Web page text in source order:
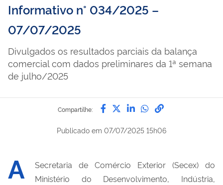
Informativo n° 034/2025 –
07/07/2025
Divulgados os resultados parciais da balança
comercial com dados preliminares da 1ª semana
de julho/2025
Compartilhe: Compartilhe por Facebook
Compartilhe por Twitter
Compartilhe por
Compartilhe
link para
Publicado em 07/07/2025 15h06
A
Secretaria de Comércio Exterior (Secex) do
Ministério do Desenvolvimento, Indústria,